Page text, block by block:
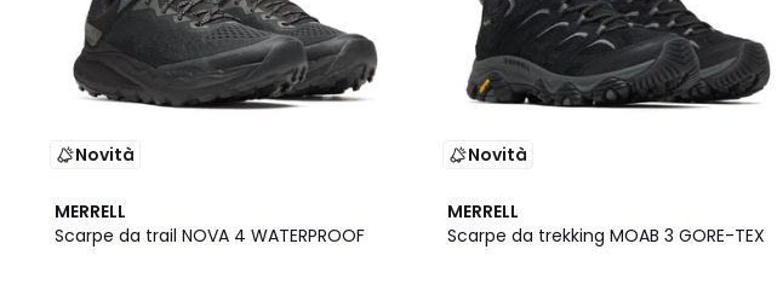
Novità
MERRELL
Scarpe da trail NOVA 4 WATERPROOF
3.8
/ 5
Novità
MERRELL
Scarpe da trekking MOAB 3 GORE-TEX
4.4
/ 5